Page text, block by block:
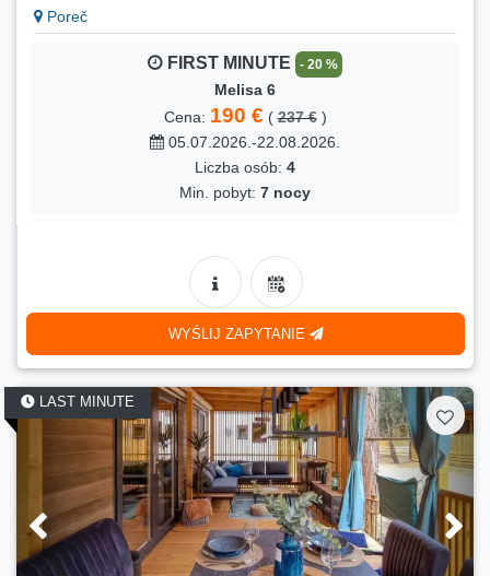
Poreč
FIRST MINUTE - 20 %
Melisa 6
Cena: 190 € (237 €)
05.07.2026.-22.08.2026.
Liczba osób: 4
Min. pobyt: 7 nocy
Melisa 7
Cena:
56 € (70 €
13.09.2026.-24.10.2026.
Liczba osób:3
Min. pobyt:20 nocy
LAST MINUTE - 25 %
Lavanda 4
Cena:143 €(190 €)
07.08.2026.-09.08.2026.
Liczba osób:4
Min. pobyt:2 nocy
WYŚLIJ ZAPYTANIE
LAST MINUTE